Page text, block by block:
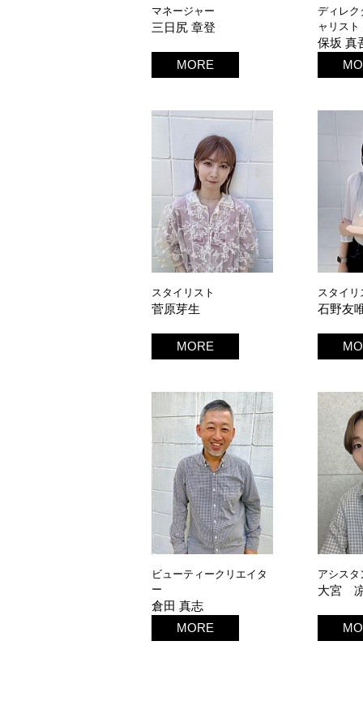
マネージャー
三日尻 章登
MORE
ディレク
ャリスト
保坂 真
スタイリスト
菅原芽生
MORE
スタイリ
石野友
ビューティークリエイタ
ー
倉田 真志
MORE
アシスタ
大宮